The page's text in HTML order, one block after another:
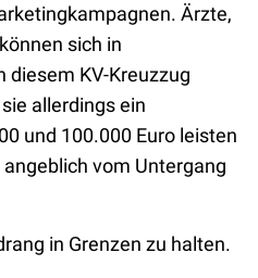
Ärzte,
sich in
diesem KV-Kreuzzug
allerdings ein
und 100.000 Euro leisten
vom Untergang
in Grenzen zu halten.